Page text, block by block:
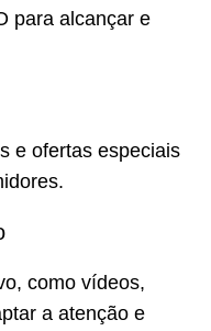
para alcançar e
e ofertas especiais
como vídeos,
a atenção e